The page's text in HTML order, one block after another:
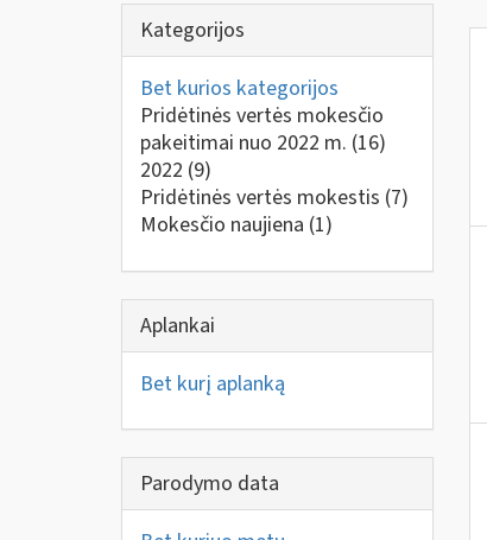
Kategorijos
Bet kurios kategorijos
Pridėtinės vertės mokesčio
pakeitimai nuo 2022 m. (16)
2022 (9)
Pridėtinės vertės mokestis (7)
Mokesčio naujiena (1)
Aplankai
Bet kurį aplanką
Parodymo data